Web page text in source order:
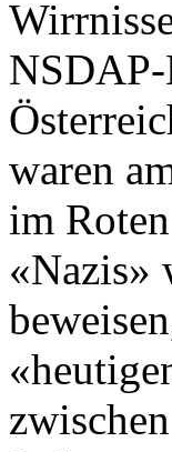
waren
im
«Nazis»